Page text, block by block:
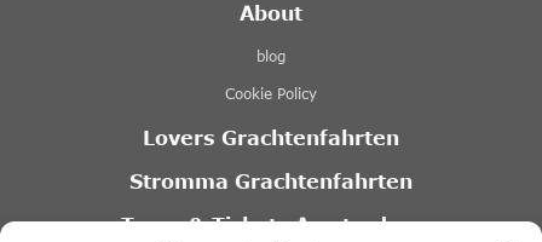
About
blog
Cookie Policy
Lovers Grachtenfahrten
Stromma Grachtenfahrten
Tours & Tickets Amsterdam